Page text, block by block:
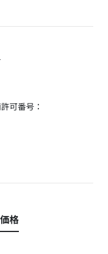
可番号：
格